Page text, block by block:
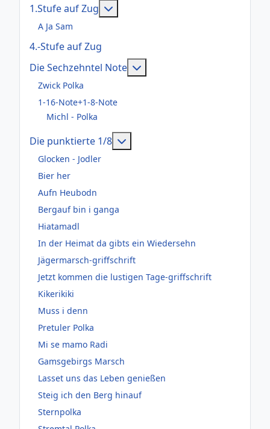
1.Stufe auf Zug
A Ja Sam
4.-Stufe auf Zug
Die Sechzehntel Note
Zwick Polka
1-16-Note+1-8-Note
Michl - Polka
Die punktierte 1/8
Glocken - Jodler
Bier her
Aufn Heubodn
Bergauf bin i ganga
Hiatamadl
In der Heimat da gibts ein Wiedersehn
Jägermarsch-griffschrift
Jetzt kommen die lustigen Tage-griffschrift
Kikerikiki
Muss i denn
Pretuler Polka
Mi se mamo Radi
Gamsgebirgs Marsch
Lasset uns das Leben genießen
Steig ich den Berg hinauf
Sternpolka